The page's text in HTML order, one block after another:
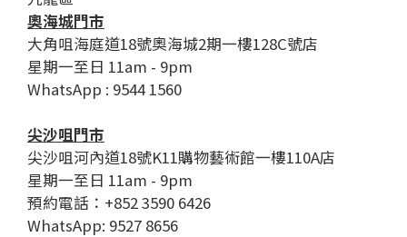
奧海城門市
大角咀海庭道18號奧海城2期一樓128C號店
星期一至日 11am - 9pm
WhatsApp : 9544 1560
尖沙咀門市
尖沙咀河內道18號K11購物藝術館一樓110A店
星期一至日 11am - 9pm
預約電話：+852 3590 6426
WhatsApp: 9527 8656